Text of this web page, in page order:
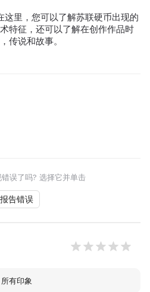
这里，您可以了解苏联硬币出现的
特征，还可以了解在创作作品时
传说和故事。
误了吗? 选择它并单击
报告错误
所有印象